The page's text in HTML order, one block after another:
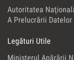
Autoritatea
A Prelucrării Datelor
Legături Utile
Ministerul Apărării